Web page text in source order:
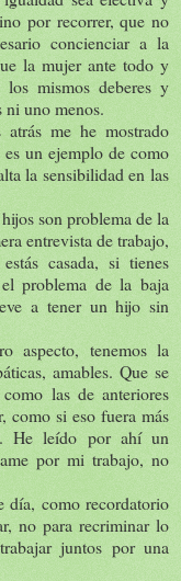
por recorrer, que no
concienciar a la
la mujer ante todo y
mismos deberes y
ni uno menos.
me he mostrado
un ejemplo de como
la sensibilidad en las
son problema de la
entrevista de trabajo,
casada, si tienes
problema de la baja
a tener un hijo sin
aspecto, tenemos la
amables. Que se
las de anteriores
como si eso fuera más
He leído por ahí un
por mi trabajo, no
día, como recordatorio
no para recriminar lo
juntos por una